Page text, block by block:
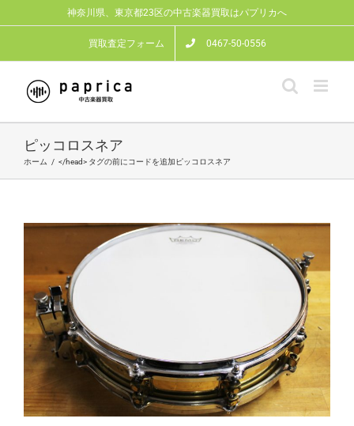
to
神奈川県、東京都23区の中古楽器買取はパプリカへ
買取査定フォーム 0467-50-0556
ピッコロスネア
ホーム / </head> タグの前にコードを追加ピッコロスネア